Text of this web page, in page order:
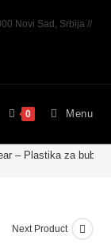
Novi Sad, Srbija //
0 Menu
– Plastika za bubanj
Next Product